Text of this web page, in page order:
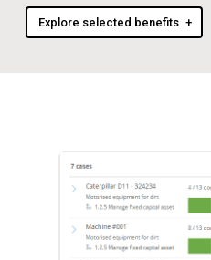
Explore selected benefits